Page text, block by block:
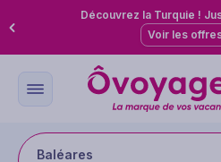
Découvrez la Turquie !
Voir les
Baléares